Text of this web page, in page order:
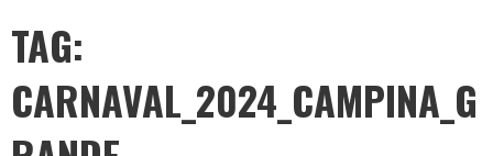
TAG:
CARNAVAL_2024_CAMPINA_G